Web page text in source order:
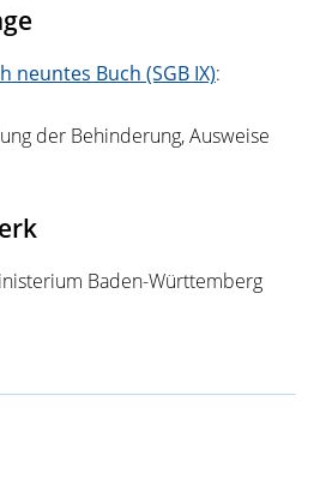
neuntes Buch (SGB IX):
der Behinderung, Ausweise
Baden-Württemberg